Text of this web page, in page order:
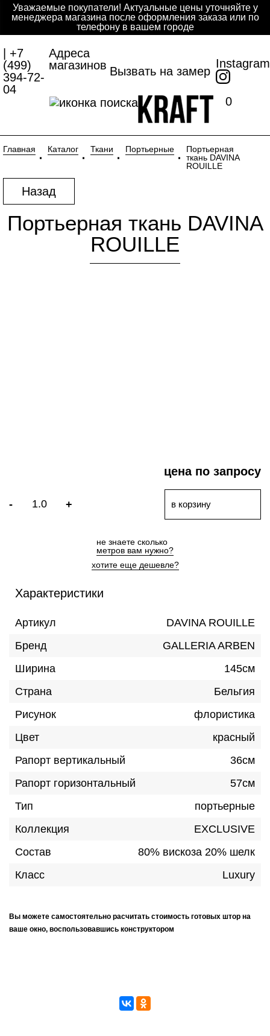
Уважаемые покупатели! Актуальные цены уточняйте у
менеджера магазина после оформления заказа или по
телефону в вашем городе
| +7
(499)
394-72-
04
Адреса
магазинов Вызвать на замер
Instagram
0
Главная Каталог Ткани Портьерные
Портьерная
ткань DAVINA
ROUILLE
Назад
Портьерная ткань DAVINA
ROUILLE
цена по запросу
- + в корзину
не знаете сколькo
метров вам нужно?
хотите еще дешевле?
Характеристики
Артикул
DAVINA ROUILLE
Бренд
GALLERIA ARBEN
Ширина
145см
Страна
Бельгия
Рисунок
флористика
Цвет
красный
Рапорт вертикальный
36см
Рапорт горизонтальный
57см
Тип
портьерные
Коллекция
EXCLUSIVE
Состав
80% вискоза 20% шелк
Класс
Luxury
Вы можете самостоятельно расчитать стоимость готовых штор на
ваше окно, воспользовавшись конструктором